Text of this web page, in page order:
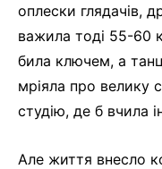
оплески глядачів,
важила тоді 55-60
била ключем, а
мріяла про велику
студію, де б вчила
Але життя внесло